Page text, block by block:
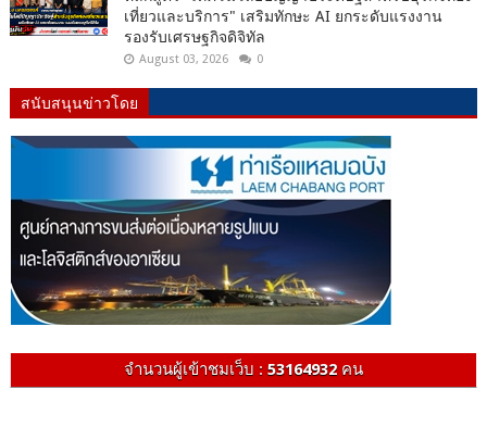
เที่ยวและบริการ" เสริมทักษะ AI ยกระดับแรงงาน
รองรับเศรษฐกิจดิจิทัล
August 03, 2026 0
สนับสนุนข่าวโดย
จำนวนผู้เข้าชมเว็บ : 53164932คน